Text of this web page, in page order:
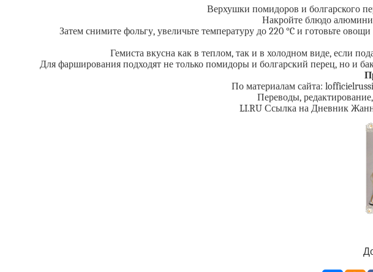
Верхушки помидоров и болгарского
Накройте блюдо
Затем снимите фольгу, увеличьте температуру до 220 °C и готовьте
Гемиста вкусна как в теплом, так и в холодном виде, если
Для фарширования подходят не только помидоры и болгарский перец, но и
По материалам сайта:
Переводы,
LI.RU Ссылка на Дневник